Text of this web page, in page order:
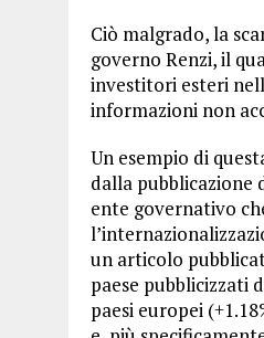
Ciò malgrado, la
governo Renzi, il
investitori esteri
informazioni non
Un esempio di
dalla pubblicazione
ente governativo
un articolo
paese pubblicizzati
paesi europei